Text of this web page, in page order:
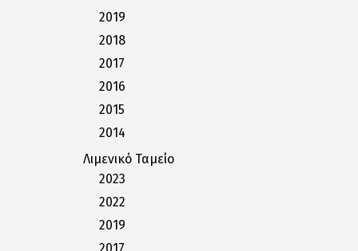
2019
2018
2017
2016
2015
2014
Λιμενικό Ταμείο
2023
2022
2019